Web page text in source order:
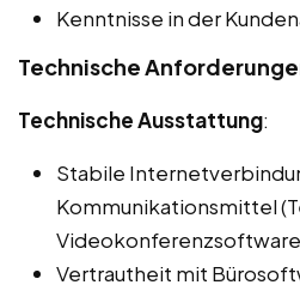
Kenntnisse in der
Technische
Technische Ausstattung:
Stabile
Kommunikationsmittel
Vertrautheit mit